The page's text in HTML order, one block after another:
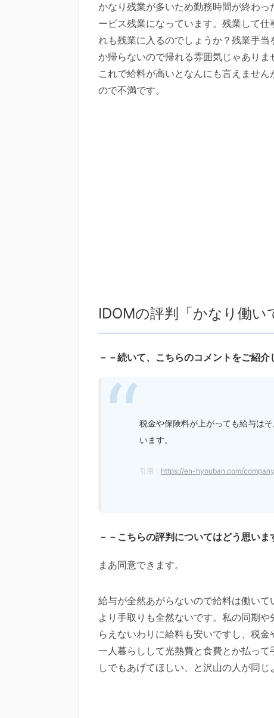
かなり残業が多いため勤務時間が終わ
ービス残業になっています。残業して
れも残業に入るのでしょうか？残業手
か帰らないので帰れる雰囲気じゃありま
これで給料が高いとなんにも言えませ
ので不満です。
IDOMの評判「かなり働い
－－続いて、こちらのコメントをご紹介
税金や保険料が上がっても給与は
います。
引用： https://en-hyouban.com/
－－こちらの評判についてはどう思いま
まあ同意できます。
給与が全然あがらないので給料は働い
より手取りも全然ないです。私の同期
らえないわりに給料も安いですし、税
一人暮らしして光熱費と食費とか払っ
しでもあげてほしい、と沢山の人が同じ